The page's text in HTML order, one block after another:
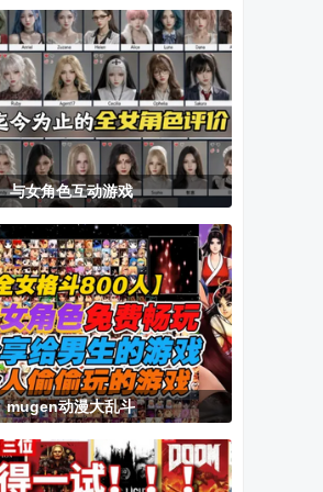
游戏
免费安卓汉化
版
与女角色互动游戏
mugen动漫大乱斗